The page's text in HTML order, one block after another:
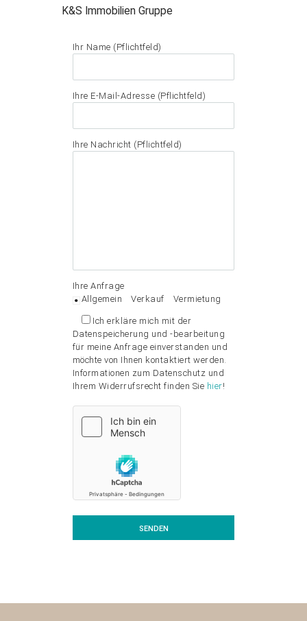
K&S Immobilien Gruppe
Ihr Name (Pflichtfeld)
Ihre E-Mail-Adresse (Pflichtfeld)
Ihre Nachricht (Pflichtfeld)
Ihre Anfrage
Allgemein
Verkauf Vermietung
Ich erkläre mich mit der
Datenspeicherung und -bearbeitung
für meine Anfrage einverstanden und
möchte von Ihnen kontaktiert werden.
Informationen zum Datenschutz und
Ihrem Widerrufsrecht finden Sie hier!